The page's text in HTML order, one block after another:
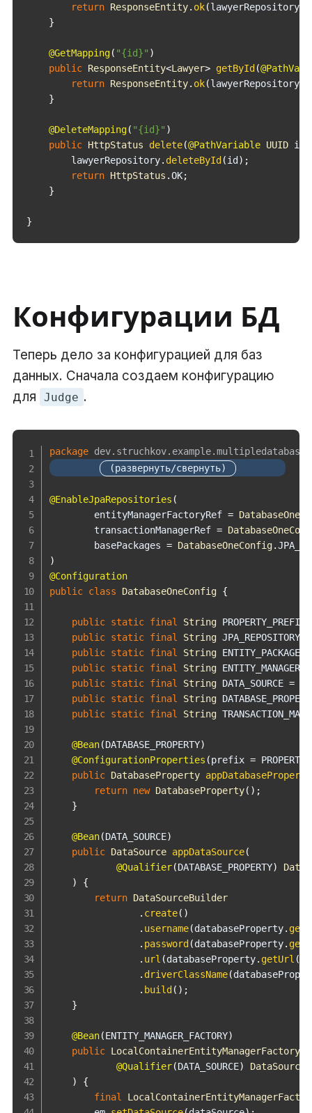
return ResponseEntity. ok(lawyerRepository.
}
@GetMapping( "{id}" )
public ResponseEntity<Lawyer> getById(
return ResponseEntity. ok(lawyerRepository.
}
@DeleteMapping( "{id}" )
public HttpStatus delete(@PathVariable UUID id
        lawyerRepository
. deleteById(id) ;
return HttpStatus .OK;
}
}
Конфигурации БД
Теперь дело за конфигурацией для баз
данных. Сначала создаем конфигурацию
для
Judge .
package dev. struchkov. example.multipledatabases
@EnableJpaRepositories (
        entityManagerFactoryRef
=
        transactionManagerRef
=
        basePackages
= DatabaseOneConfig.
)
@Configuration
public class DatabaseOneConfig {
public static final String PROPERTY_PREFIX
public static final String
public static final String ENTITY_PACKAGE
public static final String
public static final String DATA_SOURCE =
public static final String
public static final String
@Bean(DATABASE_PROPERTY)
@ConfigurationProperties (prefix =
public DatabaseProperty appDatabaseProperty
return new DatabaseProperty( ) ;
}
@Bean(DATA_SOURCE)
public DataSource appDataSource(
@Qualifier(DATABASE_PROPERTY)
)
{
return DataSourceBuilder
. create( )
. username(databaseProperty.
. password (databaseProperty.
. url (databaseProperty. getUrl (
. driverClassName(
. build ( ) ;
}
@Bean(ENTITY_MANAGER_FACTORY)
public
@Qualifier(DATA_SOURCE) DataSource
)
{
final